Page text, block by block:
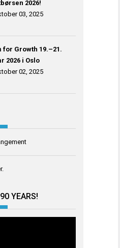
2026!
03, 2025
for Growth 19.–21.
2026 i Oslo
02, 2025
.
YEARS!